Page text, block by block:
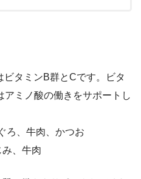
ビタミンB群とCです。ビタ
アミノ酸の働きをサポートし
ろ、牛肉、かつお
、牛肉